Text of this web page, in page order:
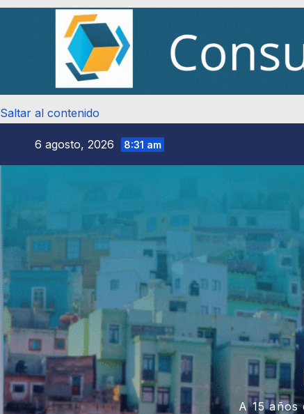
Saltar al contenido
6 agosto, 2026 8:31 am
A 15